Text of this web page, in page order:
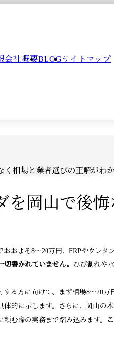
会社概要BLOGサイトマップ
く相場と業者選びの正解がわ
を岡山で後
およそ8〜20万円、FRPやウレ
書かれていません。
ひび割れや
る方に向けて、まず相場8〜20
的に示します。さらに、岡山の
む際の実務まで踏み込みます。